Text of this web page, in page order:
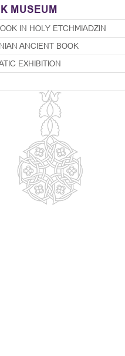
MUSEUM
IN HOLY ETCHMIADZIN
ANCIENT BOOK
EXHIBITION